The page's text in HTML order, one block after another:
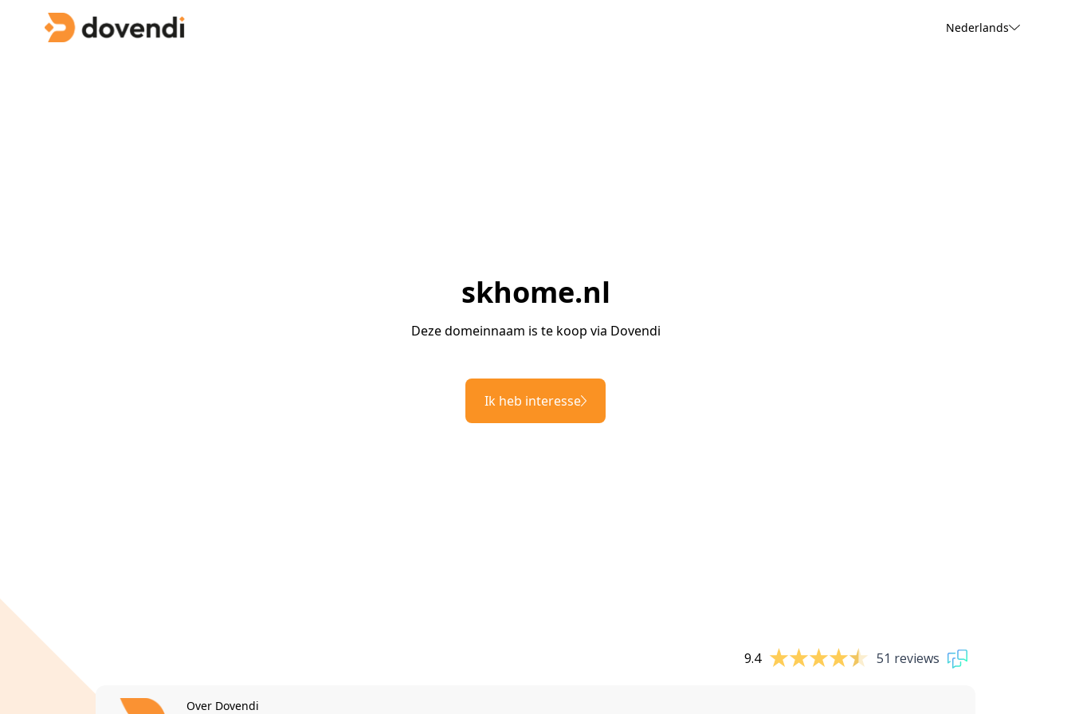
Nederlands
skhome.nl
Deze domeinnaam is te koop via Dovendi
Ik heb interesse
9.4 51 reviews
Over Dovendi